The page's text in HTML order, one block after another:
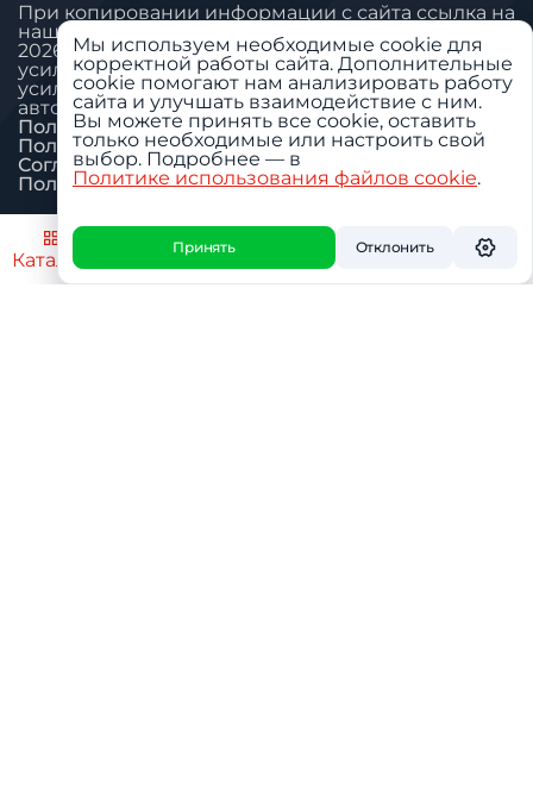
При копировании информации с сайта ссылка на
наш сайт обязательна
2026 © Все права защищены. ООО «Вегател»:
усилитель сигнала сотовой связи, антенна GSM,
усилитель сигнала сотовой связи для дачи,
автомобильный GSM репитер.
Политика «Обработка ПДн»
Пользовательское соглашение
Согласие на обработку ПДн
Политика использования cookieНастроить
Каталог Поиск Избранное Профиль
Мы используем необходимые cookie для
корректной работы сайта. Дополнительные
cookie помогают нам анализировать работу
сайта и улучшать взаимодействие с ним.
Вы можете принять все cookie, оставить
только необходимые или настроить свой
выбор. Подробнее — в
Политике использования файлов cookie.
Принять Отклонить